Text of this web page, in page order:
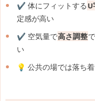
✔️ 体にフィットする U
定感が高い
✔️ 空気量で高さ調整
い
💡 公共の場では落ち